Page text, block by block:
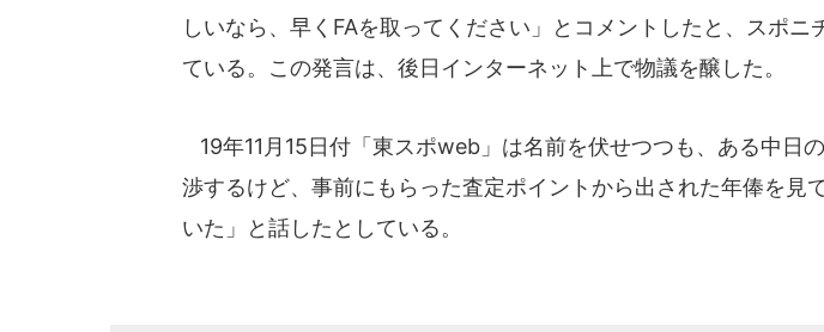
しいなら、早くFAを取ってください」とコメントしたと、スポニ
ている。この発言は、後日インターネット上で物議を醸した。
19年11月15日付「東スポweb」は名前を伏せつつも、ある中日
渉するけど、事前にもらった査定ポイントから出された年俸を見
いた」と話したとしている。